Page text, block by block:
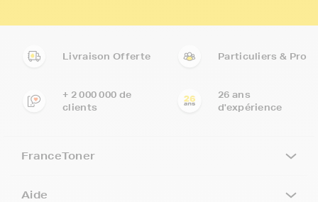
Livraison Offerte Particuliers & Pro
+ 2 000 000 de
clients
26 ans
d'expérience
FranceToner
Aide